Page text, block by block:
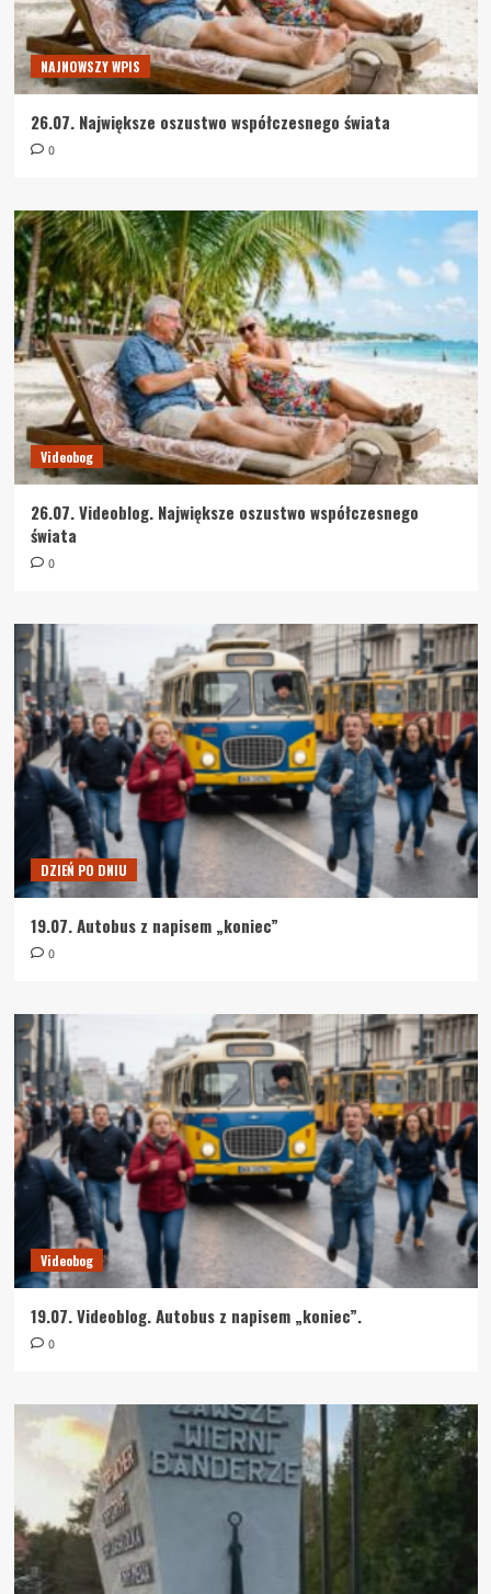
NAJNOWSZY WPIS
26.07. Największe oszustwo współczesnego świata
0
Videobog
26.07. Videoblog. Największe oszustwo współczesnego
świata
0
DZIEŃ PO DNIU
19.07. Autobus z napisem „koniec”
0
Videobog
19.07. Videoblog. Autobus z napisem „koniec”.
0